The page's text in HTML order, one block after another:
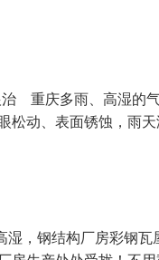
年，凭借专业的技